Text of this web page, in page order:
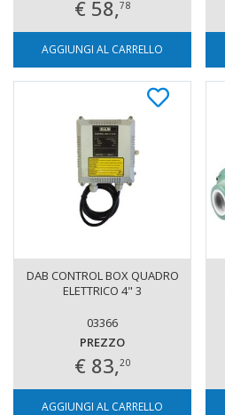
€ 58,78
AGGIUNGI AL CARRELLO
DAB CONTROL BOX QUADRO
ELETTRICO 4" 3
03366
PREZZO
€ 83,20
AGGIUNGI AL CARRELLO